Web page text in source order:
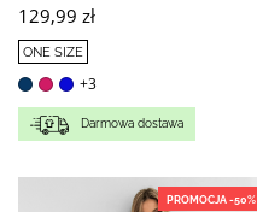
129,99 zł
ONE SIZE
+3
Darmowa dostawa
PROMOCJA -50%